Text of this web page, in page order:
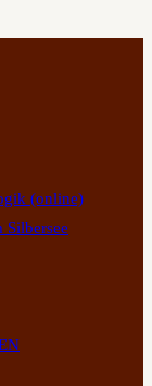
(online)